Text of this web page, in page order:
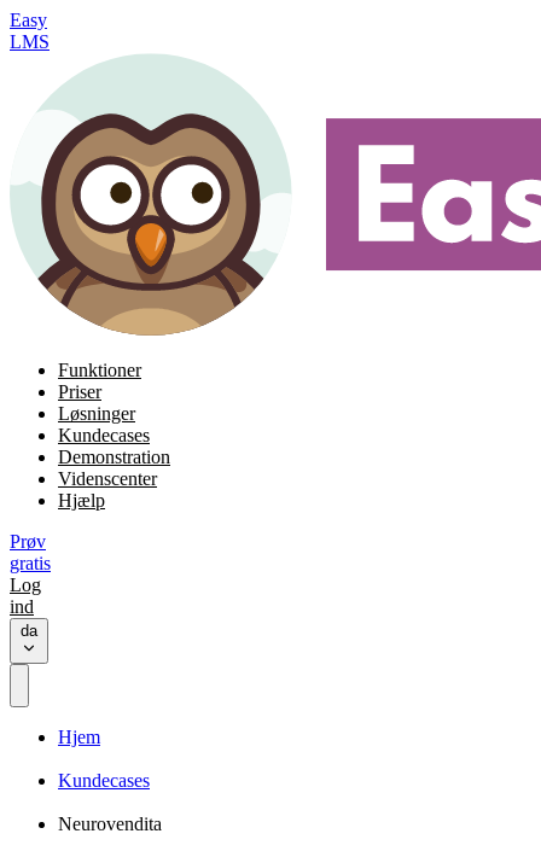
Easy
LMS
Funktioner
Priser
Løsninger
Kundecases
Demonstration
Videnscenter
Hjælp
Prøv
gratis
Log
ind
da
Hjem
Kundecases
Neurovendita